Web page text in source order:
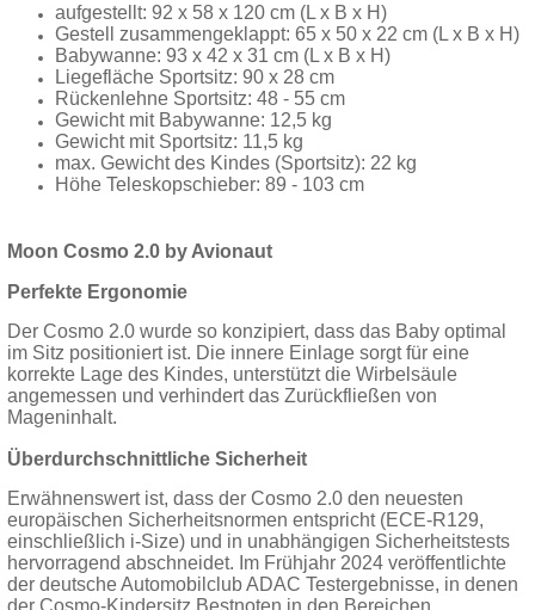
aufgestellt: 92 x 58 x 120 cm (L x B x H)
Gestell zusammengeklappt: 65 x 50 x 22 cm (L x B x H)
Babywanne: 93 x 42 x 31 cm (L x B x H)
Liegefläche Sportsitz: 90 x 28 cm
Rückenlehne Sportsitz: 48 - 55 cm
Gewicht mit Babywanne: 12,5 kg
Gewicht mit Sportsitz: 11,5 kg
max. Gewicht des Kindes (Sportsitz): 22 kg
Höhe Teleskopschieber: 89 - 103 cm
Moon Cosmo 2.0 by Avionaut
Perfekte Ergonomie
Der Cosmo 2.0 wurde so konzipiert, dass das Baby optimal
im Sitz positioniert ist. Die innere Einlage sorgt für eine
korrekte Lage des Kindes, unterstützt die Wirbelsäule
angemessen und verhindert das Zurückfließen von
Mageninhalt.
Überdurchschnittliche Sicherheit
Erwähnenswert ist, dass der Cosmo 2.0 den neuesten
europäischen Sicherheitsnormen entspricht (ECE-R129,
einschließlich i-Size) und in unabhängigen Sicherheitstests
hervorragend abschneidet. Im Frühjahr 2024 veröffentlichte
der deutsche Automobilclub ADAC Testergebnisse, in denen